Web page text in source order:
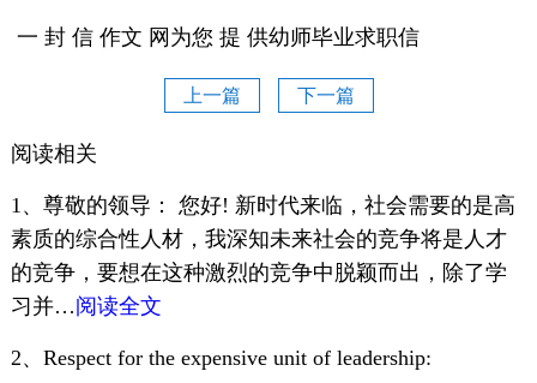
一 封 信 作文 网为您 提 供幼师毕业求职信
上一篇 下一篇
阅读相关
1、尊敬的领导： 您好! 新时代来临，社会需要的是高
素质的综合性人材，我深知未来社会的竞争将是人才
的竞争，要想在这种激烈的竞争中脱颖而出，除了学
习并…阅读全文
2、Respect for the expensive unit of leadership: